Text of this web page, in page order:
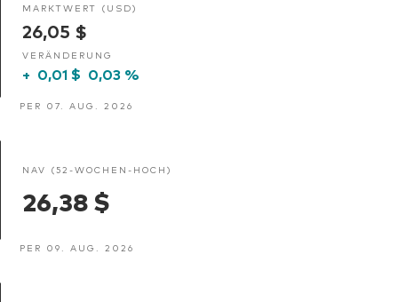
MARKTWERT (USD)
26,05 $
VERÄNDERUNG
+ 0,01 $ 0,03 %
PER 07. AUG. 2026
NAV (52-WOCHEN-HOCH)
26,38 $
PER 09. AUG. 2026